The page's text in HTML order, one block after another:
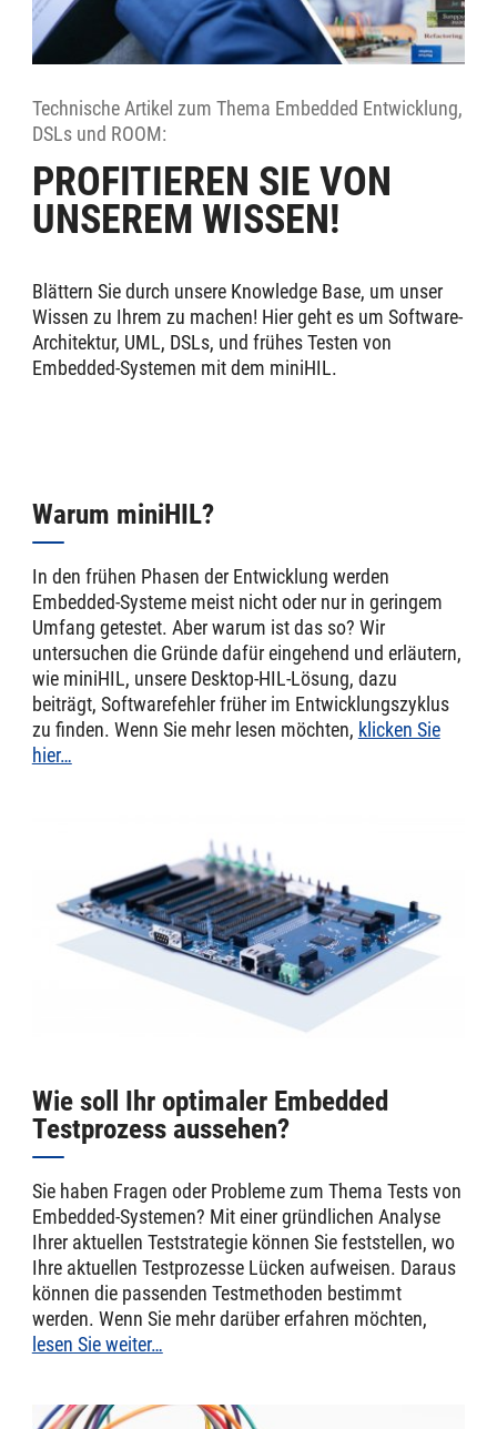
Technische Artikel zum Thema Embedded Entwicklung,
DSLs und ROOM:
PROFITIEREN SIE VON
UNSEREM WISSEN!
Blättern Sie durch unsere Knowledge Base, um unser
Wissen zu Ihrem zu machen! Hier geht es um Software-
Architektur, UML, DSLs, und frühes Testen von
Embedded-Systemen mit dem miniHIL.
Warum miniHIL?
In den frühen Phasen der Entwicklung werden
Embedded-Systeme meist nicht oder nur in geringem
Umfang getestet. Aber warum ist das so? Wir
untersuchen die Gründe dafür eingehend und erläutern,
wie miniHIL, unsere Desktop-HIL-Lösung, dazu
beiträgt, Softwarefehler früher im Entwicklungszyklus
zu finden. Wenn Sie mehr lesen möchten, klicken Sie
hier…
Wie soll Ihr optimaler Embedded
Testprozess aussehen?
Sie haben Fragen oder Probleme zum Thema Tests von
Embedded-Systemen? Mit einer gründlichen Analyse
Ihrer aktuellen Teststrategie können Sie feststellen, wo
Ihre aktuellen Testprozesse Lücken aufweisen. Daraus
können die passenden Testmethoden bestimmt
werden. Wenn Sie mehr darüber erfahren möchten,
lesen Sie weiter…